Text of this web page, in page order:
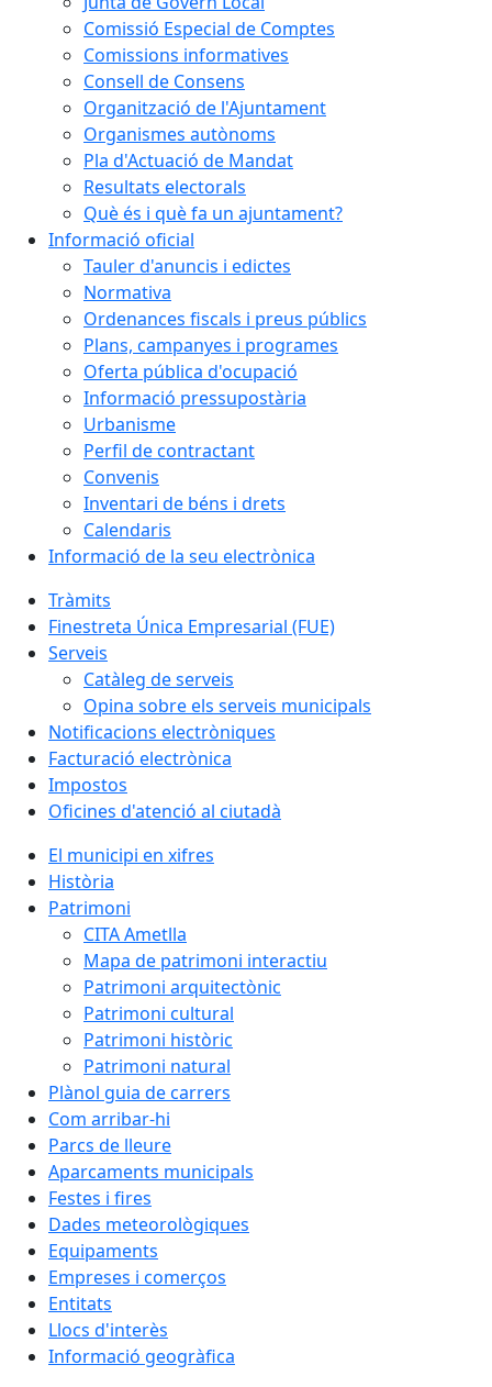
Comissió Especial de Comptes
Comissions informatives
Consell de Consens
Organització de l'Ajuntament
Organismes autònoms
Pla d'Actuació de Mandat
Resultats electorals
Què és i què fa un ajuntament?
Informació oficial
Tauler d'anuncis i edictes
Normativa
Ordenances fiscals i preus públics
Plans, campanyes i programes
Oferta pública d'ocupació
Informació pressupostària
Urbanisme
Perfil de contractant
Convenis
Inventari de béns i drets
Calendaris
Informació de la seu electrònica
Tràmits
Finestreta Única Empresarial (FUE)
Serveis
Catàleg de serveis
Opina sobre els serveis municipals
Notificacions electròniques
Facturació electrònica
Impostos
Oficines d'atenció al ciutadà
El municipi en xifres
Història
Patrimoni
CITA Ametlla
Mapa de patrimoni interactiu
Patrimoni arquitectònic
Patrimoni cultural
Patrimoni històric
Patrimoni natural
Plànol guia de carrers
Com arribar-hi
Parcs de lleure
Aparcaments municipals
Festes i fires
Dades meteorològiques
Equipaments
Empreses i comerços
Entitats
Llocs d'interès
Informació geogràfica